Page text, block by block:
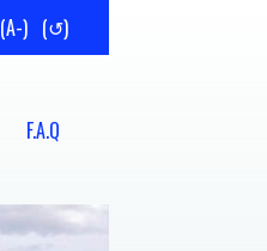
(A-) (↺)
F.A.Q